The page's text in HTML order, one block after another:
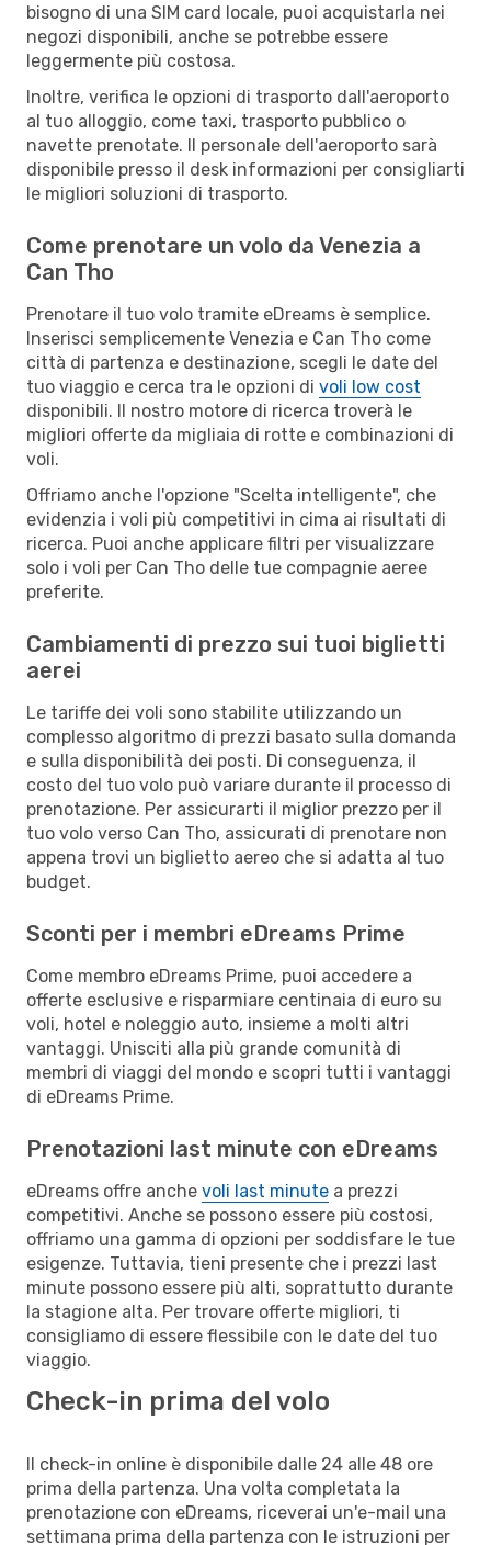
bisogno di una SIM card locale, puoi acquistarla nei
negozi disponibili, anche se potrebbe essere
leggermente più costosa.
Inoltre, verifica le opzioni di trasporto dall'aeroporto
al tuo alloggio, come taxi, trasporto pubblico o
navette prenotate. Il personale dell'aeroporto sarà
disponibile presso il desk informazioni per consigliarti
le migliori soluzioni di trasporto.
Come prenotare un volo da Venezia a
Can Tho
Prenotare il tuo volo tramite eDreams è semplice.
Inserisci semplicemente Venezia e Can Tho come
città di partenza e destinazione, scegli le date del
tuo viaggio e cerca tra le opzioni di voli low cost
disponibili. Il nostro motore di ricerca troverà le
migliori offerte da migliaia di rotte e combinazioni di
voli.
Offriamo anche l'opzione "Scelta intelligente", che
evidenzia i voli più competitivi in cima ai risultati di
ricerca. Puoi anche applicare filtri per visualizzare
solo i voli per Can Tho delle tue compagnie aeree
preferite.
Cambiamenti di prezzo sui tuoi biglietti
aerei
Le tariffe dei voli sono stabilite utilizzando un
complesso algoritmo di prezzi basato sulla domanda
e sulla disponibilità dei posti. Di conseguenza, il
costo del tuo volo può variare durante il processo di
prenotazione. Per assicurarti il miglior prezzo per il
tuo volo verso Can Tho, assicurati di prenotare non
appena trovi un biglietto aereo che si adatta al tuo
budget.
Sconti per i membri eDreams Prime
Come membro eDreams Prime, puoi accedere a
offerte esclusive e risparmiare centinaia di euro su
voli, hotel e noleggio auto, insieme a molti altri
vantaggi. Unisciti alla più grande comunità di
membri di viaggi del mondo e scopri tutti i vantaggi
di eDreams Prime.
Prenotazioni last minute con eDreams
eDreams offre anche voli last minute a prezzi
competitivi. Anche se possono essere più costosi,
offriamo una gamma di opzioni per soddisfare le tue
esigenze. Tuttavia, tieni presente che i prezzi last
minute possono essere più alti, soprattutto durante
la stagione alta. Per trovare offerte migliori, ti
consigliamo di essere flessibile con le date del tuo
viaggio.
Check-in prima del volo
Il check-in online è disponibile dalle 24 alle 48 ore
prima della partenza. Una volta completata la
prenotazione con eDreams, riceverai un'e-mail una
settimana prima della partenza con le istruzioni per